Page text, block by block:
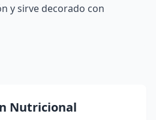
y sirve decorado con
Nutricional